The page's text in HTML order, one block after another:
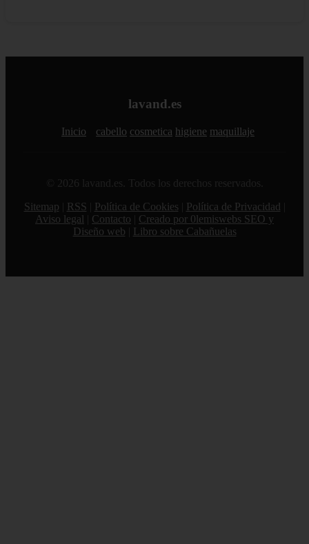
lavand.es
Inicio cabello cosmetica higiene maquillaje
© 2026 lavand.es. Todos los derechos reservados.
Sitemap
RSS Política de Cookies Política de Privacidad
Aviso legal
Contacto
Creado por 0lemiswebs SEO y
Diseño web
Libro sobre Cabañuelas